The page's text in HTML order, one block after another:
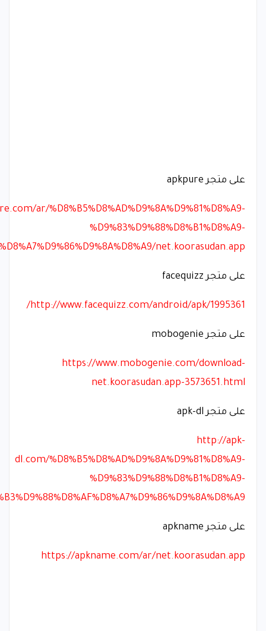
على متجر apkpure
ar/%D8%B5%D8%AD%D9%8A%D9%81%D8%A9-
%D9%83%D9%88%D8%B1%D8%A9-
net.koorasudan.app
على متجر facequizz
http://www.facequizz.com/android/apk/1995361/
على متجر mobogenie
https://www.mobogenie.com/download-
net.koorasudan.app-3573651.html
على متجر apk-dl
http://apk-
dl.com/%D8%B5%D8%AD%D9%8A%D9%81%D8%A9-
%D9%83%D9%88%D8%B1%D8%A9-
على متجر apkname
https://apkname.com/ar/net.koorasudan.app